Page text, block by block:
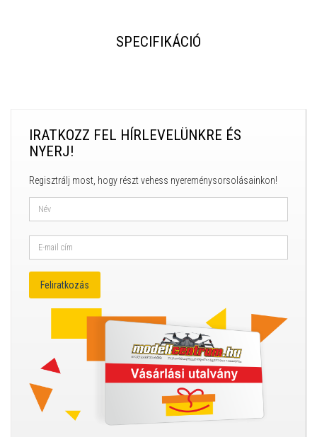
SPECIFIKÁCIÓ
IRATKOZZ FEL HÍRLEVELÜNKRE ÉS
NYERJ!
Regisztrálj most, hogy részt vehess nyereménysorsolásainkon!